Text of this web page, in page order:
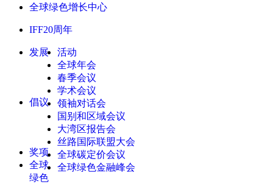
全球绿色增长中心
IFF20周年
发展
倡议
奖项
全球
绿色
活动
全球年会
春季会议
学术会议
领袖对话会
国别和区域会议
大湾区报告会
丝路国际联盟大会
全球碳定价会议
全球绿色金融峰会